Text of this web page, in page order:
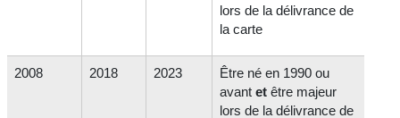
lors de la délivrance de
la carte
2008 2018 2023
Être né en 1990 ou
avantet être majeur
lors de la délivrance de